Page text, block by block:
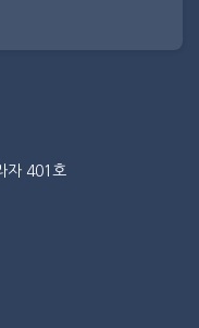
자 401호